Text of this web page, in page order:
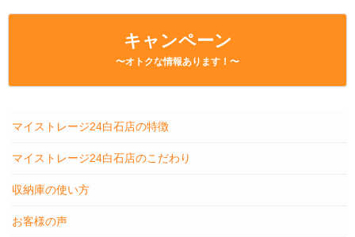
キャンペーン
〜オトクな情報あります！〜
マイストレージ24白石店の特徴
マイストレージ24白石店のこだわり
収納庫の使い方
お客様の声